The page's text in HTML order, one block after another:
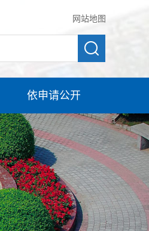
网站地图
依申请公开